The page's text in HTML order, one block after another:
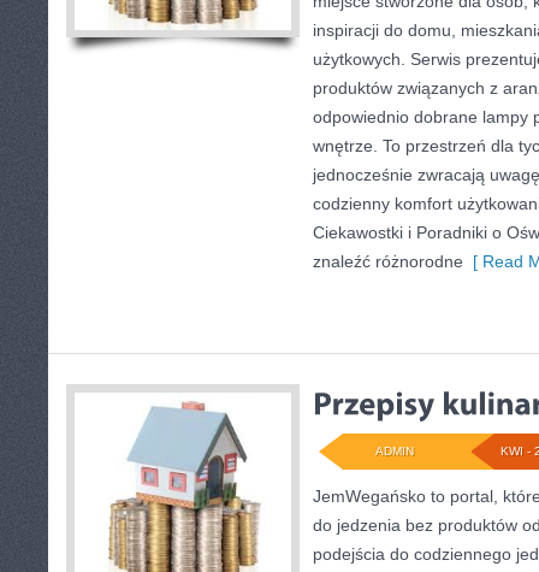
inspiracji do domu,
użytkowych. Serwis
produktów związanych z
odpowiednio dobrane lampy
wnętrze. To przestrzeń dla
jednocześnie zwracają
codzienny komfort
Ciekawostki i Poradniki o
znaleźć różnorodne [ Read
KWI -
ADMIN
JemWegańsko to portal,
do jedzenia bez produktów
podejścia do codziennego